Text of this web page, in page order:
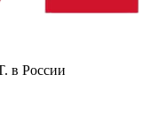
в России